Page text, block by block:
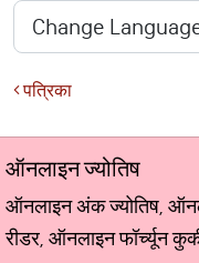
पत्रिका
ऑनलाइन ज्योतिष
ऑनलाइन अंक ज्योतिष,
रीडर, ऑनलाइन फॉर्च्यून